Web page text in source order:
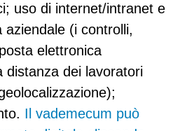
uso di internet/intranet e
(i controlli,
elettronica
distanza dei lavoratori
Il vademecum può